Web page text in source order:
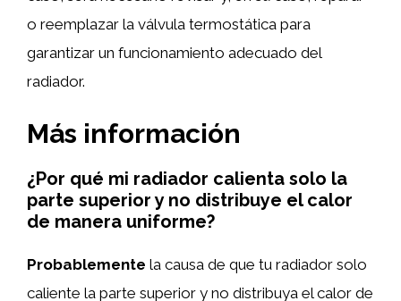
o reemplazar la válvula termostática para
garantizar un funcionamiento adecuado del
radiador.
Más información
¿Por qué mi radiador calienta solo la
parte superior y no distribuye el calor
de manera uniforme?
Probablemente la causa de que tu radiador solo
caliente la parte superior y no distribuya el calor de